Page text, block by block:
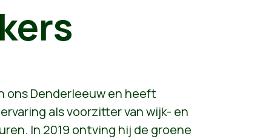
ons Denderleeuw en heeft
als voorzitter van wijk- en
In 2019 ontving hij de groene